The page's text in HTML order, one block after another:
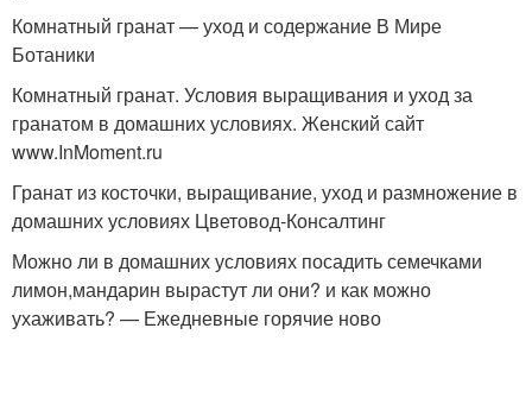
Комнатный гранат — уход и содержание В Мире
Ботаники
Комнатный гранат. Условия выращивания и уход за
гранатом в домашних условиях. Женский сайт
www.InMoment.ru
Гранат из косточки, выращивание, уход и размножение в
домашних условиях Цветовод-Консалтинг
Можно ли в домашних условиях посадить семечками
лимон,мандарин вырастут ли они? и как можно
ухаживать? — Ежедневные горячие ново